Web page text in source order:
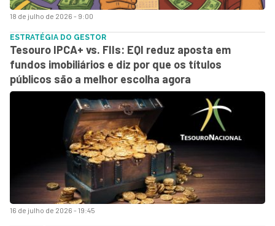
18 de julho de 2026 - 9:00
16 de julho de 2026 - 19:45
ESTRATÉGIA DO GESTOR
Tesouro IPCA+ vs. FIIs: EQI reduz aposta em
fundos imobiliários e diz por que os títulos
públicos são a melhor escolha agora